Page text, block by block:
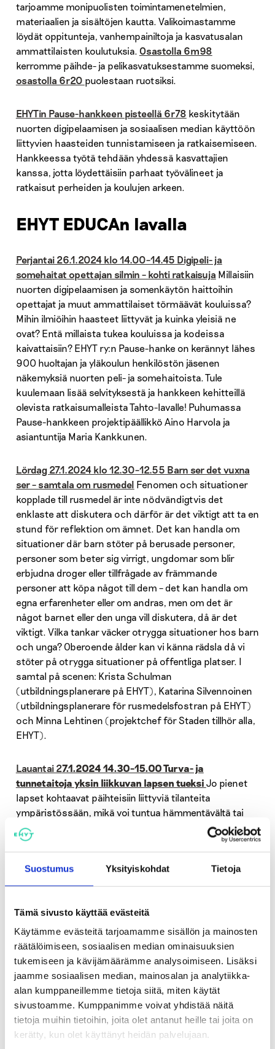
Suostumus Yksityiskohdat Tietoja
Tämä sivusto käyttää evästeitä
Käytämme evästeitä tarjoamamme sisällön ja mainosten
räätälöimiseen, sosiaalisen median ominaisuuksien
tukemiseen ja kävijämäärämme analysoimiseen. Lisäksi
jaamme sosiaalisen median, mainosalan ja analytiikka-
alan kumppaneillemme tietoja siitä, miten käytät
sivustoamme. Kumppanimme voivat yhdistää näitä
tietoja muihin tietoihin, joita olet antanut heille tai joita on
kerätty, kun olet käyttänyt heidän palvelujaan.
tarjoamme monipuolisten toimintamenetelmien,
materiaalien ja sisältöjen kautta. Valikoimastamme
löydät oppitunteja, vanhempainiltoja ja kasvatusalan
ammattilaisten koulutuksia. Osastolla 6m98
kerromme päihde- ja pelikasvatuksestamme suomeksi,
osastolla 6r20 puolestaan ruotsiksi.
EHYTin Pause-hankkeen pisteellä 6r78 keskitytään
nuorten digipelaamisen ja sosiaalisen median käyttöön
liittyvien haasteiden tunnistamiseen ja ratkaisemiseen.
Hankkeessa työtä tehdään yhdessä kasvattajien
kanssa, jotta löydettäisiin parhaat työvälineet ja
ratkaisut perheiden ja koulujen arkeen.
EHYT EDUCAn lavalla
Perjantai 26.1.2024 klo 14.00–14.45 Digipeli- ja
somehaitat opettajan silmin – kohti ratkaisuja Millaisiin
nuorten digipelaamisen ja somenkäytön haittoihin
opettajat ja muut ammattilaiset törmäävät kouluissa?
Mihin ilmiöihin haasteet liittyvät ja kuinka yleisiä ne
ovat? Entä millaista tukea kouluissa ja kodeissa
kaivattaisiin? EHYT ry:n Pause-hanke on kerännyt lähes
900 huoltajan ja yläkoulun henkilöstön jäsenen
näkemyksiä nuorten peli- ja somehaitoista. Tule
kuulemaan lisää selvityksestä ja hankkeen kehitteillä
olevista ratkaisumalleista Tahto-lavalle! Puhumassa
Pause-hankkeen projektipäällikkö Aino Harvola ja
asiantuntija Maria Kankkunen.
Lördag 27.1.2024 klo 12.30–12.55 Barn ser det vuxna
ser – samtala om rusmedel Fenomen och situationer
kopplade till rusmedel är inte nödvändigtvis det
enklaste att diskutera och därför är det viktigt att ta en
stund för reflektion om ämnet. Det kan handla om
situationer där barn stöter på berusade personer,
personer som beter sig virrigt, ungdomar som blir
erbjudna droger eller tillfrågade av främmande
personer att köpa något till dem – det kan handla om
egna erfarenheter eller om andras, men om det är
något barnet eller den unga vill diskutera, då är det
viktigt. Vilka tankar väcker otrygga situationer hos barn
och unga? Oberoende ålder kan vi känna rädsla då vi
stöter på otrygga situationer på offentliga platser. I
samtal på scenen: Krista Schulman
(utbildningsplanerare på EHYT), Katarina Silvennoinen
(utbildningsplanerare för rusmedelsfostran på EHYT)
och Minna Lehtinen (projektchef för Staden tillhör alla,
EHYT).
Lauantai 27.1.2024 14.30–15.00 Turva- ja
tunnetaitoja yksin liikkuvan lapsen tueksi Jo pienet
lapset kohtaavat päihteisiin liittyviä tilanteita
ympäristössään, mikä voi tuntua hämmentävältä tai
pelottavalta. Avoin ja ikätasoinen keskustelu auttaa
lasta tunnistamaan ja välttämään turvattomia
tarjoaa opettajille valmiin opetusmateriaalin 1.–3.-
luokkalaisten turva- ja tunnetaitojen vahvistamiseen.
turvallisesti tilanteissa, jotka tuntuvat pelottavilta. Tule
tutustumaan tuoreeseen opetusmateriaaliin ja
kuulemaan käytännön vinkit lasten turvallisuuden
tukemiseen Tulevaisuuden luokkahuoneeseen!
Puhumassa EHYTin projektipäällikkö Heini Kärkkäinen.
Lauantai 27.1.2024 15.00–15.30 Ehkäisevä
päihdekasvatustyö oppilaitoksissa – haaste ja
mahdollisuusEhkäisevä päihdekasvatustyö kuuluu